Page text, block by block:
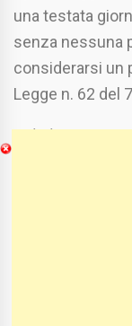
una testata
senza nessuna
considerarsi un
Legge n. 62 del
Chi Siamo